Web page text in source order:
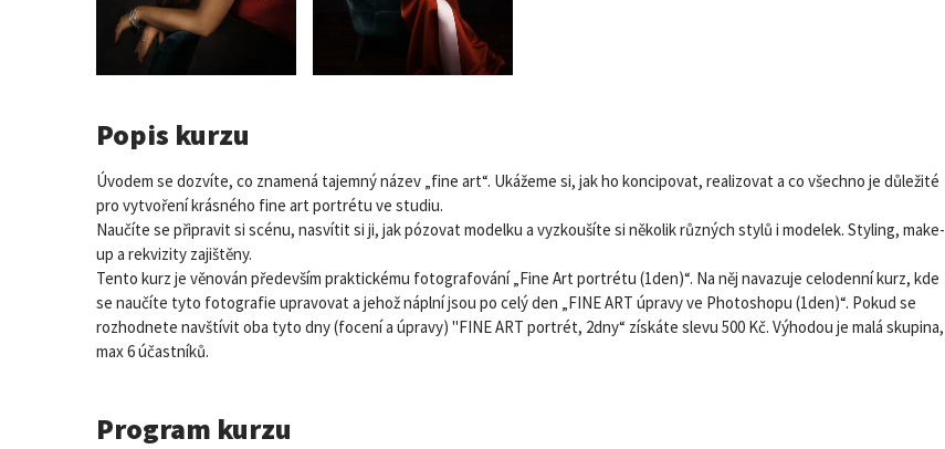
Popis kurzu
Úvodem se dozvíte, co znamená tajemný název „fine art“. Ukážeme si, jak ho koncipovat, realizovat a co všechno je důležité
pro vytvoření krásného fine art portrétu ve studiu.
Naučíte se připravit si scénu, nasvítit si ji, jak pózovat modelku a vyzkoušíte si několik různých stylů i modelek. Styling, make-
up a rekvizity zajištěny.
Tento kurz je věnován především praktickému fotografování „Fine Art portrétu (1den)“. Na něj navazuje celodenní kurz, kde
se naučíte tyto fotografie upravovat a jehož náplní jsou po celý den „FINE ART úpravy ve Photoshopu (1den)“. Pokud se
rozhodnete navštívit oba tyto dny (focení a úpravy) "FINE ART portrét, 2dny“ získáte slevu 500 Kč. Výhodou je malá skupina,
max 6 účastníků.
Program kurzu